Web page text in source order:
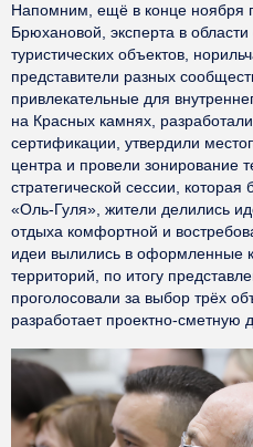
Напомним, ещё в конце ноября
Брюхановой, эксперта в
туристических объектов,
представители разных
привлекательные для
на Красных камнях,
сертификации, утвердили
центра и провели зонирование
стратегической сессии,
«Оль-Гуля», жители делились
отдыха комфортной и
идеи вылились в оформленные
территорий, по итогу
проголосовали за выбор трёх
разработает проектно-сметную